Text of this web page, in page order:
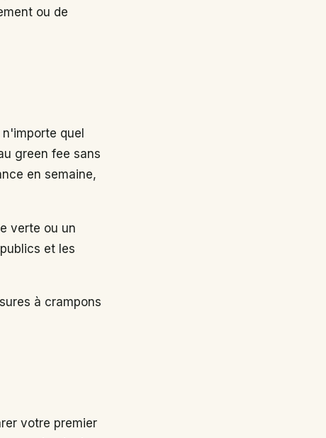
ou de
quel
green fee sans
en semaine,
verte ou un
et les
à crampons
votre premier